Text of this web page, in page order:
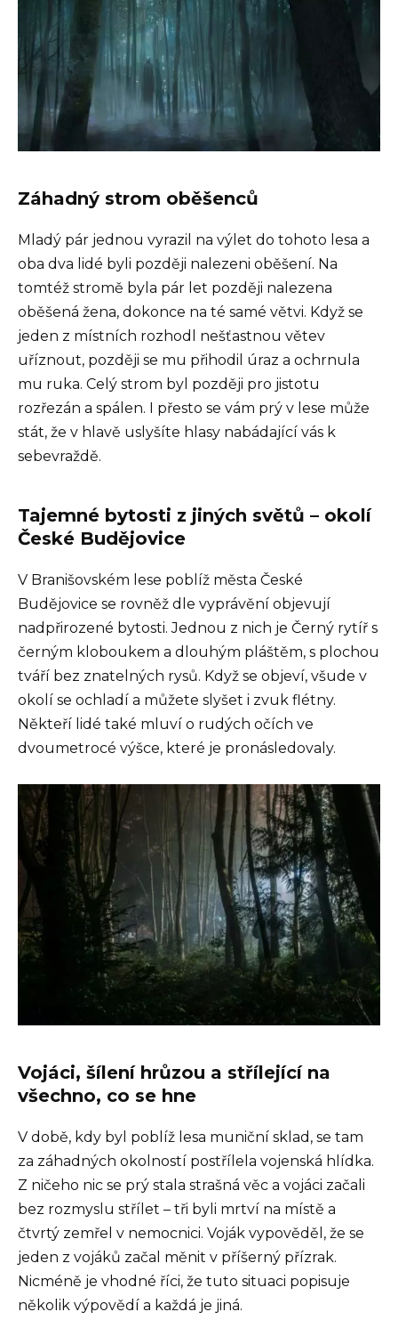
Záhadný strom oběšenců
Mladý pár jednou vyrazil na výlet do tohoto lesa a
oba dva lidé byli později nalezeni oběšení. Na
tomtéž stromě byla pár let později nalezena
oběšená žena, dokonce na té samé větvi. Když se
jeden z místních rozhodl nešťastnou větev
uříznout, později se mu přihodil úraz a ochrnula
mu ruka. Celý strom byl později pro jistotu
rozřezán a spálen. I přesto se vám prý v lese může
stát, že v hlavě uslyšíte hlasy nabádající vás k
sebevraždě.
Tajemné bytosti z jiných světů – okolí
České Budějovice
V Branišovském lese poblíž města České
Budějovice se rovněž dle vyprávění objevují
nadpřirozené bytosti. Jednou z nich je Černý rytíř s
černým kloboukem a dlouhým pláštěm, s plochou
tváří bez znatelných rysů. Když se objeví, všude v
okolí se ochladí a můžete slyšet i zvuk flétny.
Někteří lidé také mluví o rudých očích ve
dvoumetrocé výšce, které je pronásledovaly.
Vojáci, šílení hrůzou a střílející na
všechno, co se hne
V době, kdy byl poblíž lesa muniční sklad, se tam
za záhadných okolností postřílela vojenská hlídka.
Z ničeho nic se prý stala strašná věc a vojáci začali
bez rozmyslu střílet – tři byli mrtví na místě a
čtvrtý zemřel v nemocnici. Voják vypověděl, že se
jeden z vojáků začal měnit v příšerný přízrak.
Nicméně je vhodné říci, že tuto situaci popisuje
několik výpovědí a každá je jiná.